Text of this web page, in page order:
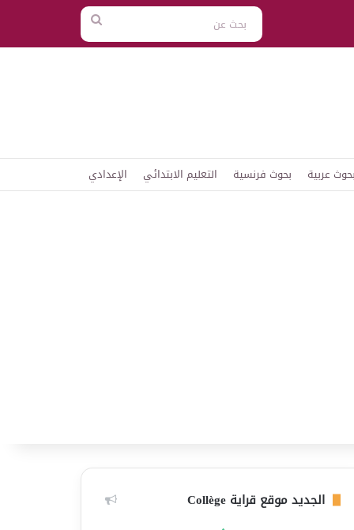
بحث
عن
عربية بحوث فرنسية التعليم الابتدائي الإعدادي
الجديد موقع قراية Collège